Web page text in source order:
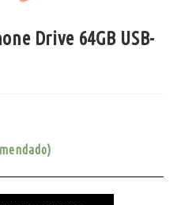
Drive 64GB USB-